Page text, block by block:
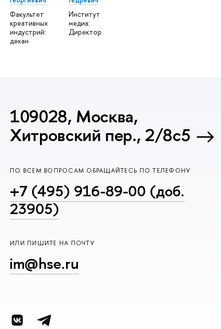
Факультет
креативных
индустрий:
декан
Институт
медиа:
Директор
109028, Москва,
Хитровский пер., 2/8с5
ПО ВСЕМ ВОПРОСАМ ОБРАЩАЙТЕСЬ ПО ТЕЛЕФОНУ
+7 (495) 916-89-00 (доб.
23905)
ИЛИ ПИШИТЕ НА ПОЧТУ
im@hse.ru